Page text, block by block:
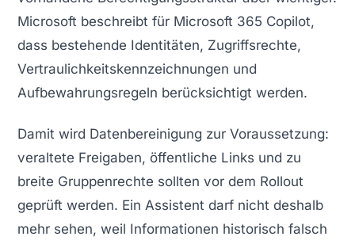
Microsoft beschreibt für Microsoft 365 Copilot,
dass bestehende Identitäten, Zugriffsrechte,
Vertraulichkeitskennzeichnungen und
Aufbewahrungsregeln berücksichtigt werden.
Damit wird Datenbereinigung zur Voraussetzung:
veraltete Freigaben, öffentliche Links und zu
breite Gruppenrechte sollten vor dem Rollout
geprüft werden. Ein Assistent darf nicht deshalb
mehr sehen, weil Informationen historisch falsch